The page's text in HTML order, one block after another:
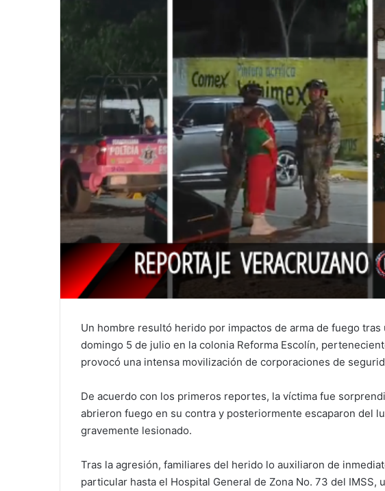
Un hombre resultó herido por impactos de arma de fuego
domingo 5 de julio en la colonia Reforma Escolín,
provocó una intensa movilización de corporaciones de
De acuerdo con los primeros reportes, la víctima fue
abrieron fuego en su contra y posteriormente escaparon del
gravemente lesionado.
Tras la agresión, familiares del herido lo auxiliaron de
particular hasta el Hospital General de Zona No. 73 del IMSS,